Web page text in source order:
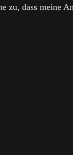
zu, dass meine